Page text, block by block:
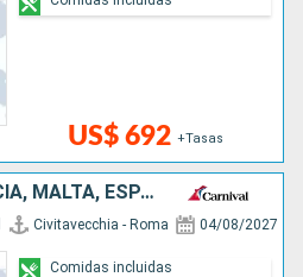
US$ 692 +Tasas
ITALIA, TURQUÍA, GRECIA, MALTA, ESPAÑA
Civitavecchia - Roma 04/08/2027
Comidas incluidas